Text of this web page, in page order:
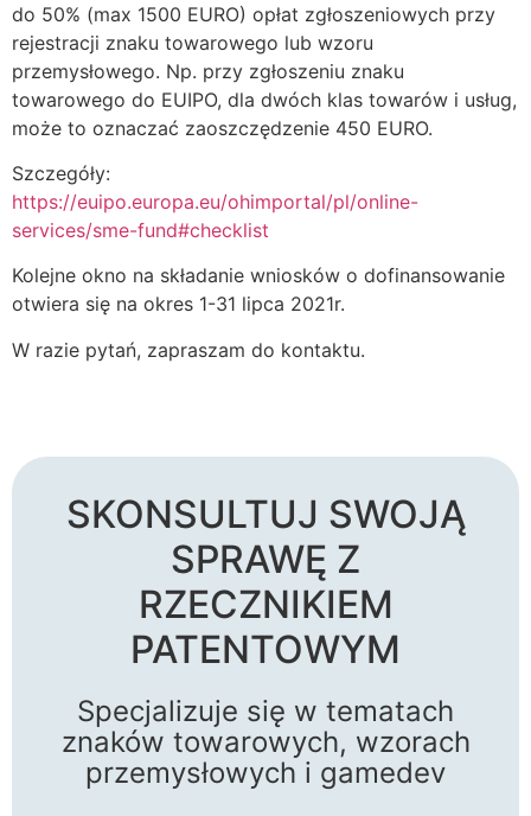
do 50% (max 1500 EURO) opłat zgłoszeniowych przy
rejestracji znaku towarowego lub wzoru
przemysłowego. Np. przy zgłoszeniu znaku
towarowego do EUIPO, dla dwóch klas towarów i usług,
może to oznaczać zaoszczędzenie 450 EURO.
Szczegóły:
https://euipo.europa.eu/ohimportal/pl/online-
services/sme-fund#checklist
Kolejne okno na składanie wniosków o dofinansowanie
otwiera się na okres 1-31 lipca 2021r.
W razie pytań, zapraszam do kontaktu.
SKONSULTUJ SWOJĄ
SPRAWĘ Z
RZECZNIKIEM
PATENTOWYM
Specjalizuje się w tematach
znaków towarowych, wzorach
przemysłowych i gamedev